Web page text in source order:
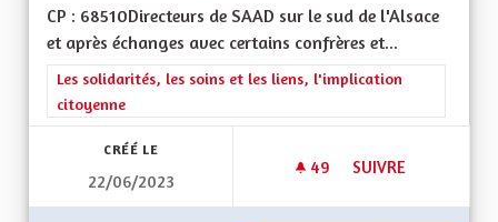
CP : 68510Directeurs de SAAD sur le sud de l'Alsace
et après échanges avec certains confrères et...
Filtrer les résultats de la catégorie : Les solidarités, les soins
Les solidarités, les soins et les liens, l'implication
citoyenne
CRÉÉ LE
22/06/2023
49 49 ABONNÉS
SUIVRE